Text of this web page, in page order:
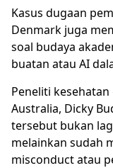
Kasus dugaan
Denmark juga
soal budaya
buatan atau AI
Peneliti
Australia, Dicky
tersebut bukan
melainkan sudah
misconduct atau